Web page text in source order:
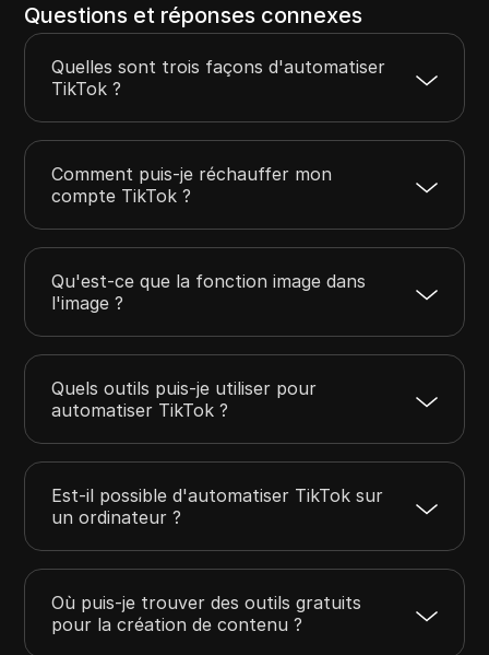
Questions et réponses connexes
Quelles sont trois façons d'automatiser
TikTok ?
Comment puis-je réchauffer mon
compte TikTok ?
Qu'est-ce que la fonction image dans
l'image ?
Quels outils puis-je utiliser pour
automatiser TikTok ?
Est-il possible d'automatiser TikTok sur
un ordinateur ?
Où puis-je trouver des outils gratuits
pour la création de contenu ?